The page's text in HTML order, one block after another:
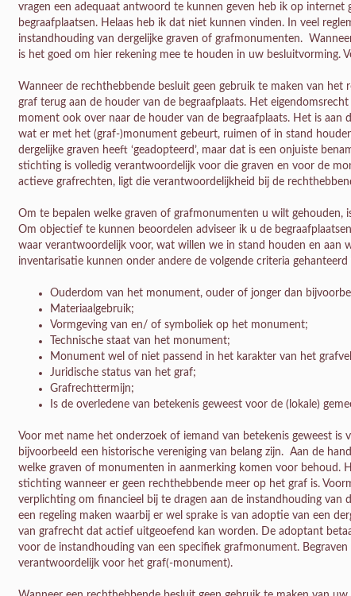
vragen een adequaat antwoord te kunnen geven heb ik op internet
begraafplaatsen. Helaas heb ik dat niet kunnen vinden. In veel
instandhouding van dergelijke graven of grafmonumenten.
is het goed om hier rekening mee te houden in uw besluitvorming.
Wanneer de rechthebbende besluit geen gebruik te maken van
graf terug aan de houder van de begraafplaats. Het
moment ook over naar de houder van de begraafplaats. Het is aan
wat er met het (graf-)monument gebeurt, ruimen of in stand
dergelijke graven heeft ‘geadopteerd’, maar dat is een onjuiste
stichting is volledig verantwoordelijk voor die graven en voor de
actieve grafrechten, ligt die verantwoordelijkheid bij de
Om te bepalen welke graven of grafmonumenten u wilt gehouden,
Om objectief te kunnen beoordelen adviseer ik u de
waar verantwoordelijk voor, wat willen we in stand houden en aan
inventarisatie kunnen onder andere de volgende criteria
Ouderdom van het monument, ouder of jonger dan
Materiaalgebruik;
Vormgeving van en/ of symboliek op het monument;
Technische staat van het monument;
Monument wel of niet passend in het karakter van het
Juridische status van het graf;
Grafrechttermijn;
Is de overledene van betekenis geweest voor de (lokale)
Voor met name het onderzoek of iemand van betekenis geweest is
bijvoorbeeld een historische vereniging van belang zijn. Aan de
welke graven of monumenten in aanmerking komen voor behoud.
stichting wanneer er geen rechthebbende meer op het graf is.
verplichting om financieel bij te dragen aan de instandhouding van
een regeling maken waarbij er wel sprake is van adoptie van een
van grafrecht dat actief uitgeoefend kan worden. De adoptant
voor de instandhouding van een specifiek grafmonument.
verantwoordelijk voor het graf(-monument).